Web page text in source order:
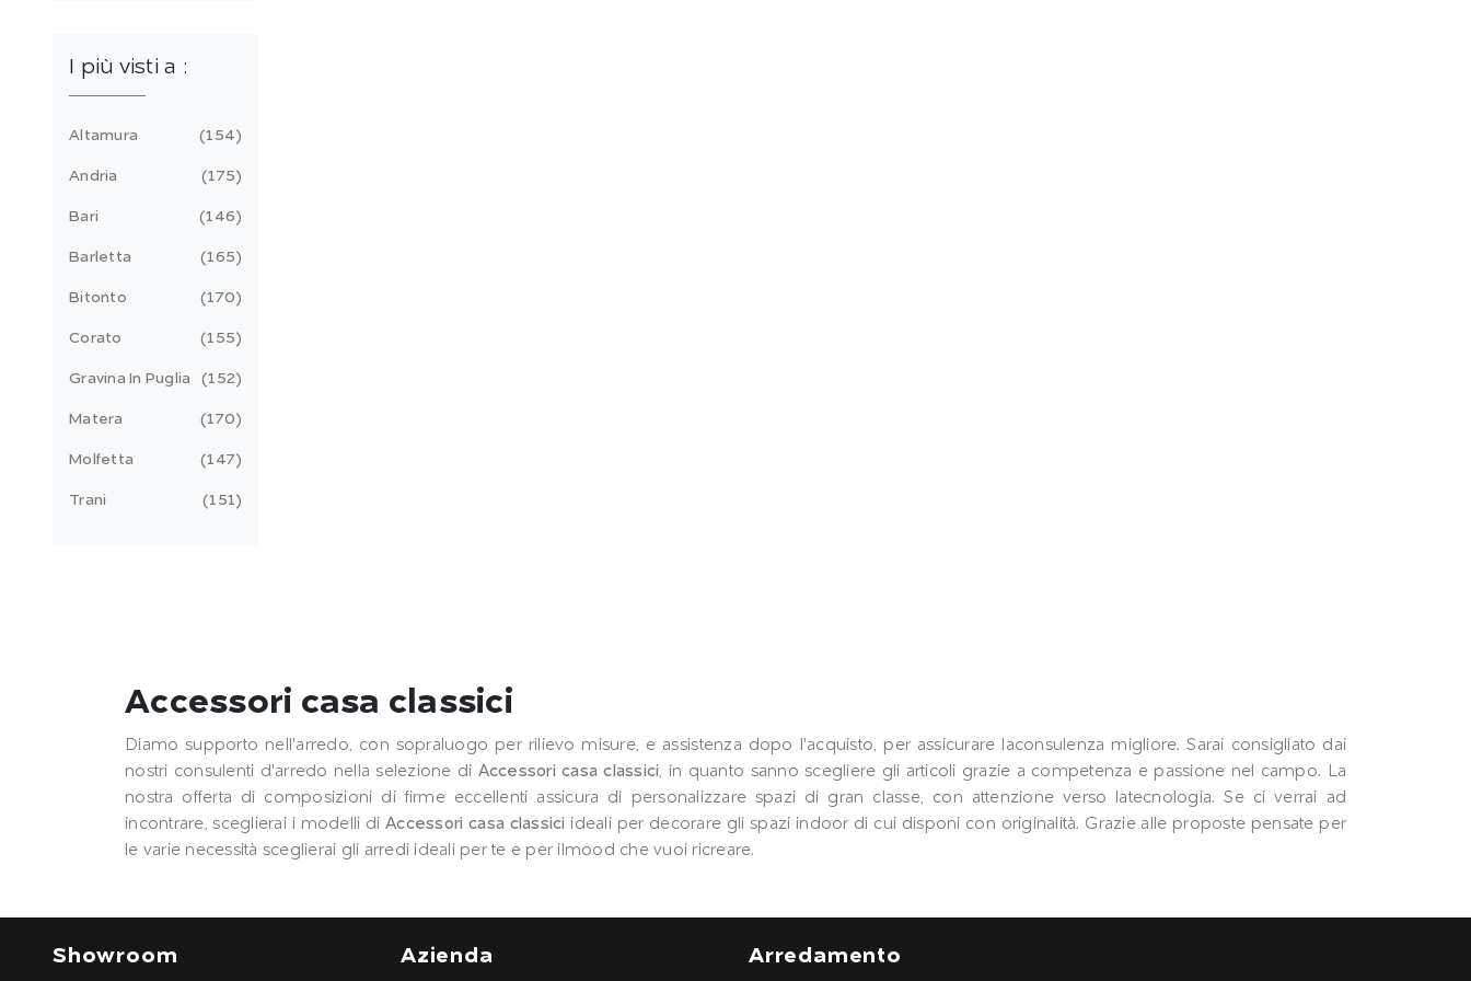
I più visti a :
Altamura 154
Andria 175
Bari 146
Barletta 165
Bitonto 170
Corato 155
Gravina In Puglia 152
Matera 170
Molfetta 147
Trani 151
Accessori casa classici
Diamo supporto nell'arredo, con sopraluogo per rilievo misure, e assistenza dopo l'acquisto, per assicurare laconsulenza migliore. Sarai consigliato dai
nostri consulenti d'arredo nella selezione di Accessori casa classici, in quanto sanno scegliere gli articoli grazie a competenza e passione nel campo. La
nostra offerta di composizioni di firme eccellenti assicura di personalizzare spazi di gran classe, con attenzione verso latecnologia. Se ci verrai ad
incontrare, sceglierai i modelli diAccessori casa classici ideali per decorare gli spazi indoor di cui disponi con originalità. Grazie alle proposte pensate per
le varie necessità sceglierai gli arredi ideali per te e per ilmood che vuoi ricreare.
Showroom Azienda Arredamento